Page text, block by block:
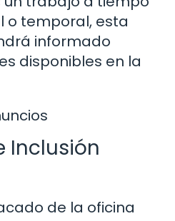
o temporal, esta
informado
disponibles en la
Inclusión
de la oficina